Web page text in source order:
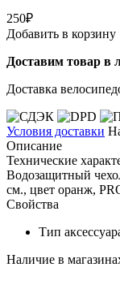
250₽
Добавить в корзину
Доставим товар в
Доставка
Условия доставки
Описание
Технические
Водозащитный
см., цвет оранж,
Свойства
Тип
Наличие в